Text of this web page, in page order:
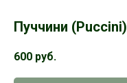
Пуччини (Puccini)
600 руб.